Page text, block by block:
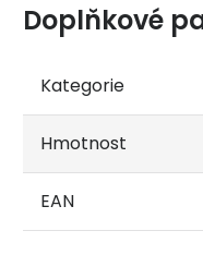
Doplňkové
Kategorie
Hmotnost
EAN